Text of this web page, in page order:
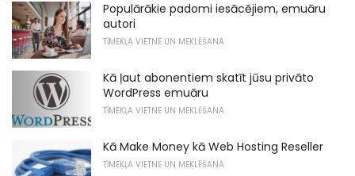
Populārākie padomi iesācējiem, emuāru
autori
TĪMEKĻA VIETNE UN MEKLĒŠANA
Kā ļaut abonentiem skatīt jūsu privāto
WordPress emuāru
TĪMEKĻA VIETNE UN MEKLĒŠANA
Kā Make Money kā Web Hosting Reseller
TĪMEKĻA VIETNE UN MEKLĒŠANA